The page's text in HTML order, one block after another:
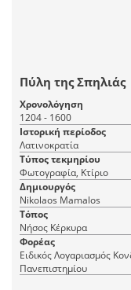
Πύλη της Σπηλιάς
Χρονολόγηση
1204 - 1600
Ιστορική περίοδος
Λατινοκρατία
Τύπος τεκμηρίου
Φωτογραφία, Κτίριο
Δημιουργός
Nikolaos Mamalos
Τόπος
Νήσος Κέρκυρα
Φορέας
Ειδικός Λογαριασμός
Πανεπιστημίου